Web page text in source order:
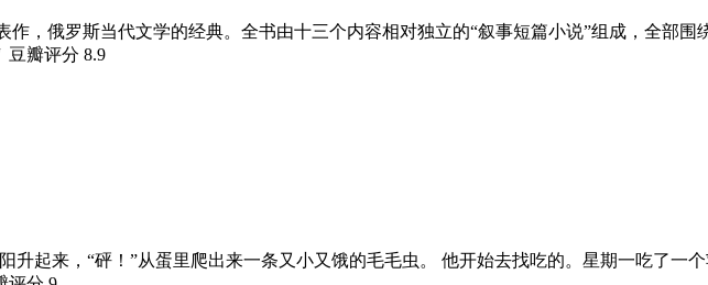
，俄罗斯当代文学的经典。全书由十三个内容相对独立的“叙事短篇小说”组成，全部围
豆瓣评分 8.9
升起来，“砰！”从蛋里爬出来一条又小又饿的毛毛虫。 他开始去找吃的。星期一吃了一